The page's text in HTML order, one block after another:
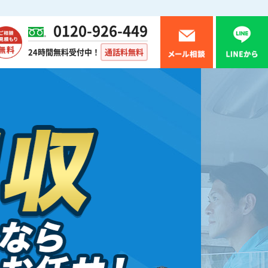
0120-926-449
24時間無料受付中！ 通話料無料